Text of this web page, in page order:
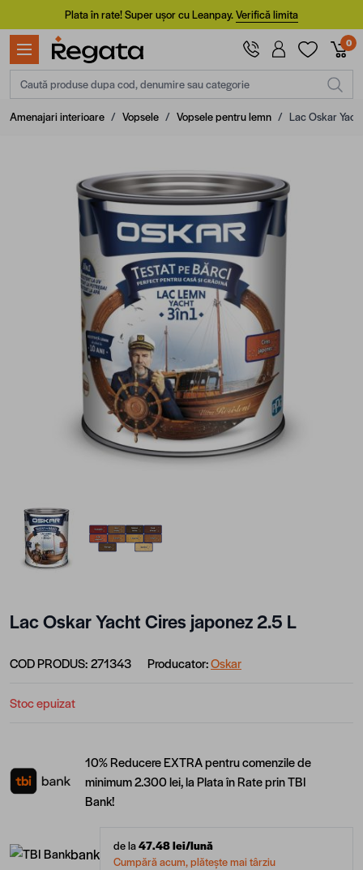
Mergi la ConținutPlata în rate! Super ușor cu Leanpay.Verifică limita
0
Caută produse dupa cod, denumire sau categorie
Amenajari interioare / Vopsele / Vopsele pentru lemn / Lac Oskar
View larger image
Lac Oskar Yacht Cires japonez 2.5 L
COD PRODUS:271343 Producator:Oskar
Stoc epuizat
10% Reducere EXTRA pentru comenzile de
minimum 2.300 lei, la Plata în Rate prin TBI
Bank!
bank de la47.48lei/lună
Cumpără acum, plătește mai târziu